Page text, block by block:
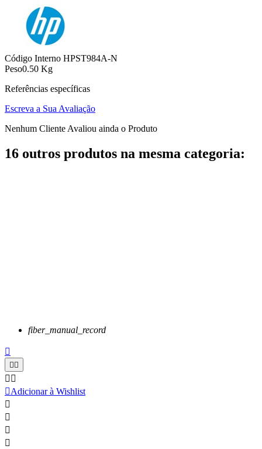
Código Interno HPST984A-N
Peso0.50 Kg
Referências específicas
Escreva a Sua Avaliação
Nenhum Cliente Avaliou ainda o Produto
16 outros produtos na mesma categoria:
fiber_manual_record

 
 
Adicionar à Wishlist



